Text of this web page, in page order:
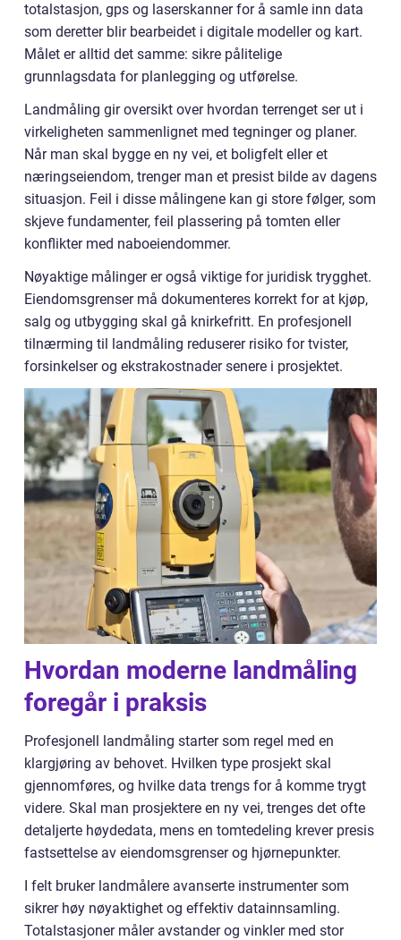
totalstasjon, gps og laserskanner for å samle inn data
som deretter blir bearbeidet i digitale modeller og kart.
Målet er alltid det samme: sikre pålitelige
grunnlagsdata for planlegging og utførelse.
Landmåling gir oversikt over hvordan terrenget ser ut i
virkeligheten sammenlignet med tegninger og planer.
Når man skal bygge en ny vei, et boligfelt eller et
næringseiendom, trenger man et presist bilde av dagens
situasjon. Feil i disse målingene kan gi store følger, som
skjeve fundamenter, feil plassering på tomten eller
konflikter med naboeiendommer.
Nøyaktige målinger er også viktige for juridisk trygghet.
Eiendomsgrenser må dokumenteres korrekt for at kjøp,
salg og utbygging skal gå knirkefritt. En profesjonell
tilnærming til landmåling reduserer risiko for tvister,
forsinkelser og ekstrakostnader senere i prosjektet.
Hvordan moderne landmåling
foregår i praksis
Profesjonell landmåling starter som regel med en
klargjøring av behovet. Hvilken type prosjekt skal
gjennomføres, og hvilke data trengs for å komme trygt
videre. Skal man prosjektere en ny vei, trenges det ofte
detaljerte høydedata, mens en tomtedeling krever presis
fastsettelse av eiendomsgrenser og hjørnepunkter.
I felt bruker landmålere avanserte instrumenter som
sikrer høy nøyaktighet og effektiv datainnsamling.
Totalstasjoner måler avstander og vinkler med stor